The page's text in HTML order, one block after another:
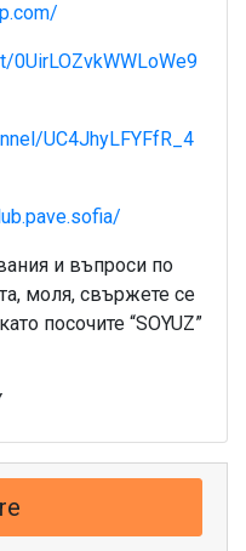
UC4JhyLFYFfR_4
и въпроси по
моля, свържете се
посочите “SOYUZ”